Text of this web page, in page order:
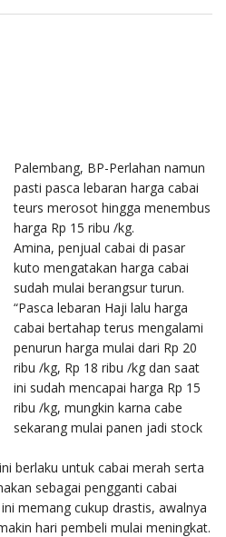
Palembang, BP-Perlahan namun
pasti pasca lebaran harga cabai
teurs merosot hingga menembus
harga Rp 15 ribu /kg.
Amina, penjual cabai di pasar
kuto mengatakan harga cabai
sudah mulai berangsur turun.
“Pasca lebaran Haji lalu harga
cabai bertahap terus mengalami
penurun harga mulai dari Rp 20
ribu /kg, Rp 18 ribu /kg dan saat
ini sudah mencapai harga Rp 15
ribu /kg, mungkin karna cabe
sekarang mulai panen jadi stock
berlaku untuk cabai merah serta
sebagai pengganti cabai
memang cukup drastis, awalnya
hari pembeli mulai meningkat.